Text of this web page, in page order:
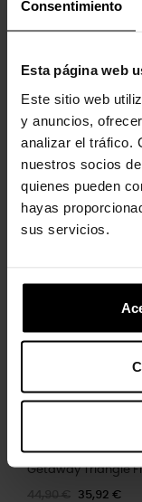
Consentimiento
Esta página web
Este sitio web
y anuncios,
analizar el tráfico.
nuestros socios
quienes pueden
hayas
sus servicios.
produto
Pateta da Disney
4,99 € 3,99 €
Getaway Triangle
44,90 € 35,92 €